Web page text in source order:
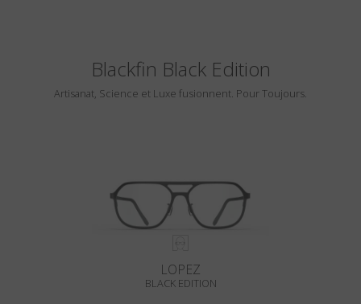
Blackfin Black Edition
Artisanat, Science et Luxe fusionnent. Pour Toujours.
LOPEZ
BLACK EDITION